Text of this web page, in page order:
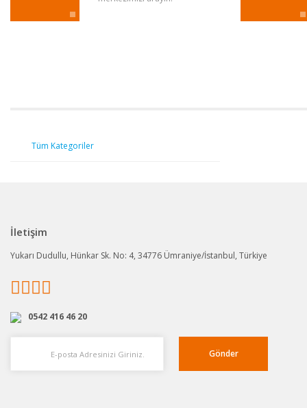
Tüm Kategoriler
İletişim
Yukarı Dudullu, Hünkar Sk. No: 4, 34776 Ümraniye/İstanbul, Türkiye
0542 416 46 20
Gönder